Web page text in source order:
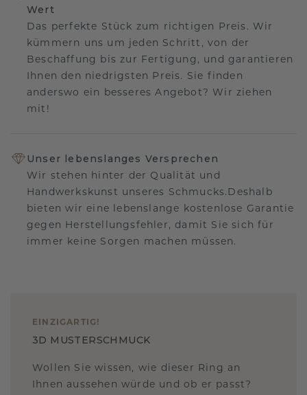
Wert
Das perfekte Stück zum richtigen Preis. Wir
kümmern uns um jeden Schritt, von der
Beschaffung bis zur Fertigung, und garantieren
Ihnen den niedrigsten Preis. Sie finden
anderswo ein besseres Angebot? Wir ziehen
mit!
Unser lebenslanges Versprechen
Wir stehen hinter der Qualität und
Handwerkskunst unseres Schmucks.Deshalb
bieten wir eine lebenslange kostenlose Garantie
gegen Herstellungsfehler, damit Sie sich für
immer keine Sorgen machen müssen.
EINZIGARTIG !
3D MUSTERSCHMUCK
Wollen Sie wissen, wie dieser Ring an
Ihnen aussehen würde und ob er passt?